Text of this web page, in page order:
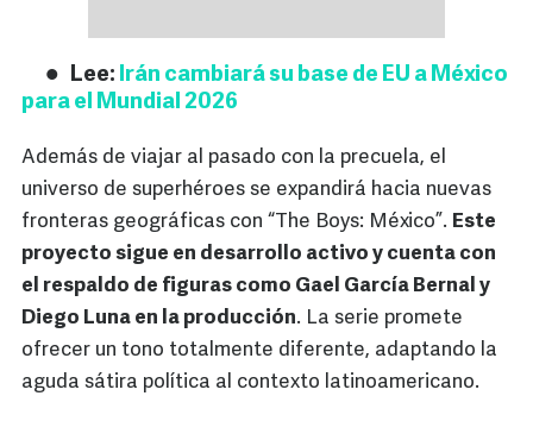
Lee: Irán cambiará su base de EU a México
para el Mundial 2026
Además de viajar al pasado con la precuela, el
universo de superhéroes se expandirá hacia nuevas
fronteras geográficas con “The Boys: México”. Este
proyecto sigue en desarrollo activo y cuenta con
el respaldo de figuras como Gael García Bernal y
Diego Luna en la producción. La serie promete
ofrecer un tono totalmente diferente, adaptando la
aguda sátira política al contexto latinoamericano.